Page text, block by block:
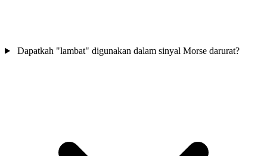
Dapatkah "lambat" digunakan dalam sinyal Morse darurat?